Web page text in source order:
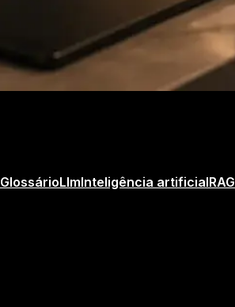
GlossárioLlmInteligência artificialRAG